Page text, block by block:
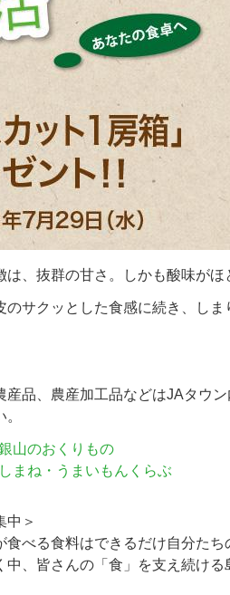
は、抜群の甘さ。しかも酸味が
サクッとした食感に続き、し
品、農産加工品などはJAタウ
山のおくりもの
しまね・うまいもんくらぶ
中＞
べる食料はできるだけ自分た
中、皆さんの「食」を支え続け